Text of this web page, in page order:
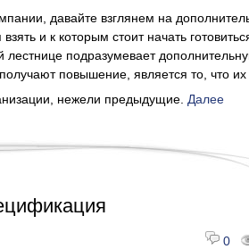
давайте взглянем на
и к которым стоит начать
подразумевает
повышение, является то, что
нежели предыдущие. Далее
0